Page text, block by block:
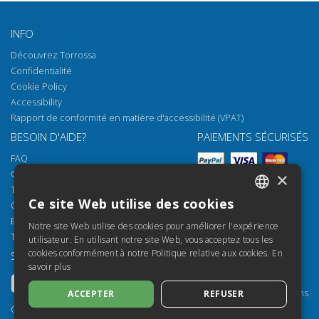
INFO
Découvrez Torrossa
Confidentialité
Cookie Policy
Accessibility
Rapport de conformité en matière d'accessibilité (VPAT)
BESOIN D'AIDE?
FAQ
Comment ouvrir nos documents
Torrossa Reader
Options d'accès
Email: helpdesk@torrossa.com
Tel:
+39 055 5018800
PAIEMENTS SÉCURISÉS
SUIVEZ-NOUS
Copyright 2000-2026
NOS RESSOURCES
Torrossa pour Institutions
Torrossa Open
SPANISH
FRENCH
ENGLISH
GERMAN
×
Ce site Web utilise des cookies
Notre site Web utilise des cookies pour améliorer l'expérience
utilisateur. En utilisant notre site Web, vous acceptez tous les
cookies conformément à notre Politique relative aux cookies. En
savoir plus
ACCEPTER REFUSER